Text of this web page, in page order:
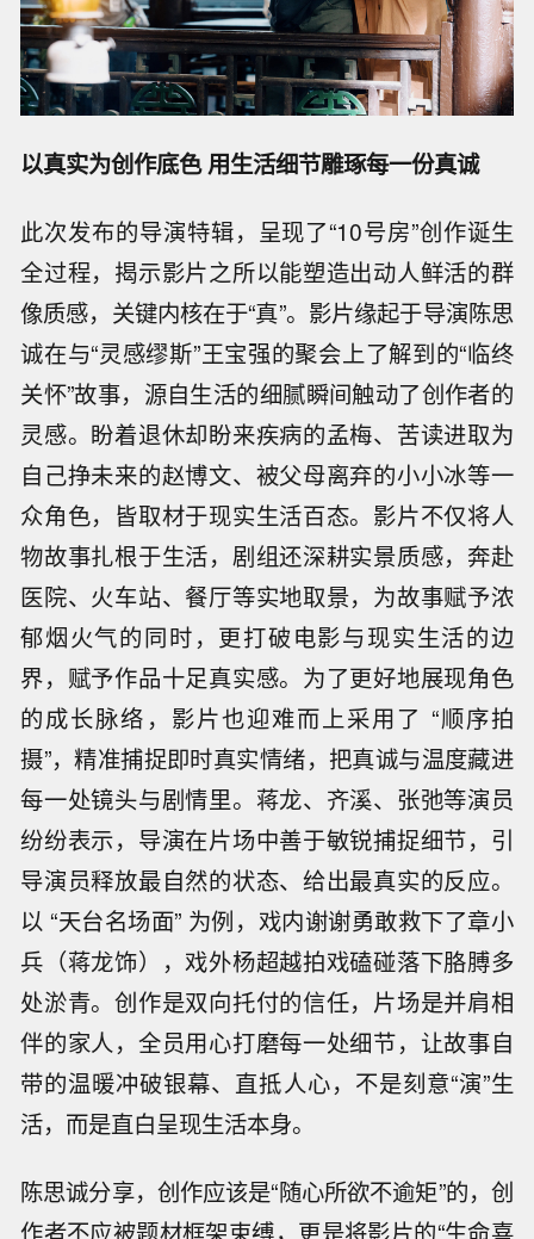
以真实为创作底色 用生活细节雕琢每一份真诚
此次发布的导演特辑，呈现了“10号房”创作诞生
全过程，揭示影片之所以能塑造出动人鲜活的群
像质感，关键内核在于“真”。影片缘起于导演陈思
诚在与“灵感缪斯”王宝强的聚会上了解到的“临终
关怀”故事，源自生活的细腻瞬间触动了创作者的
灵感。盼着退休却盼来疾病的孟梅、苦读进取为
自己挣未来的赵博文、被父母离弃的小小冰等一
众角色，皆取材于现实生活百态。影片不仅将人
物故事扎根于生活，剧组还深耕实景质感，奔赴
医院、火车站、餐厅等实地取景，为故事赋予浓
郁烟火气的同时，更打破电影与现实生活的边
界，赋予作品十足真实感。为了更好地展现角色
的成长脉络，影片也迎难而上采用了 “顺序拍
摄”，精准捕捉即时真实情绪，把真诚与温度藏进
每一处镜头与剧情里。蒋龙、齐溪、张弛等演员
纷纷表示，导演在片场中善于敏锐捕捉细节，引
导演员释放最自然的状态、给出最真实的反应。
以 “天台名场面” 为例，戏内谢谢勇敢救下了章小
兵（蒋龙饰），戏外杨超越拍戏磕碰落下胳膊多
处淤青。创作是双向托付的信任，片场是并肩相
伴的家人，全员用心打磨每一处细节，让故事自
带的温暖冲破银幕、直抵人心，不是刻意“演”生
活，而是直白呈现生活本身。
陈思诚分享，创作应该是“随心所欲不逾矩”的，创
作者不应被题材框架束缚，更是将影片的“生命喜